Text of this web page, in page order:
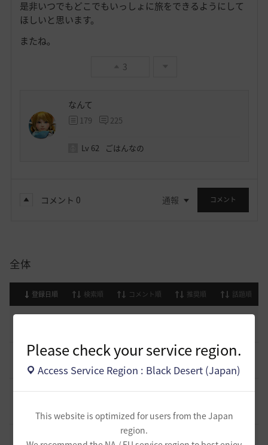
Please check your service region.
Access Service Region : Black Desert (Japan)
This website is optimized for users from the Japan
region.
是非いつでもどこでもいっしょに旅をできるようにして
ほしいと思います。
またね。
3
なんて
179 225
Lv 62 ごはんなの
コメント 0 通報 コメント
全体
登録日順 検索順 コメント順 推奨順 話題順
止まらない超高速成長、HYPERBOOST
[開催中のイベント] 今週のイベントは？
0 53.1K 黒い砂漠 2023.02.28
黒い砂漠が初めての冒険者の皆様のために準備したA to Z！
2 43.2K 黒い砂漠 2022.12.21
8